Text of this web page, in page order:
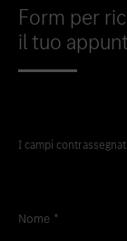
Form per
il tuo
I campi
Nome *